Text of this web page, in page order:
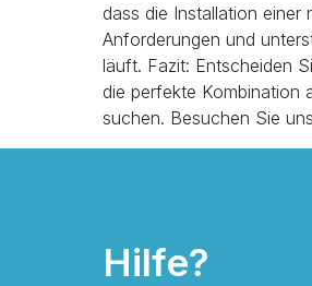
dass die Installation einer
Anforderungen und
läuft. Fazit: Entscheiden
die perfekte Kombination
suchen. Besuchen Sie
Hilfe?